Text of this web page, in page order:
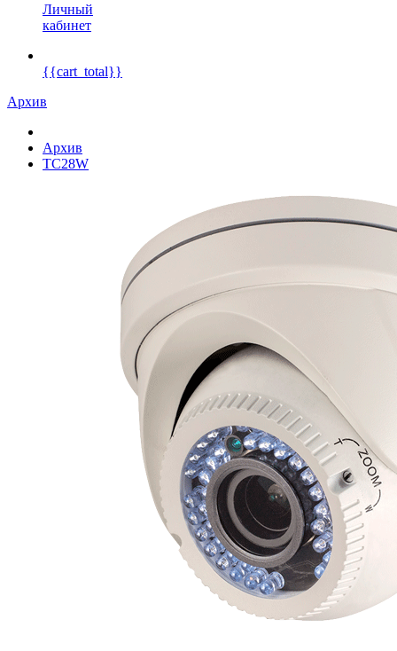
Личный
кабинет
{{cart_total}}
Архив
Архив
TC28W